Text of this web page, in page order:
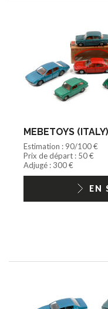
MEBETOYS
Estimation : 90/100 €
Prix de départ : 50 €
Adjugé : 300 €
EN